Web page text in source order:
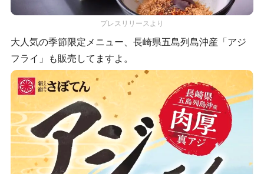
プレスリリースより
大人気の季節限定メニュー、長崎県五島列島沖産「アジ
フライ」も販売してますよ。